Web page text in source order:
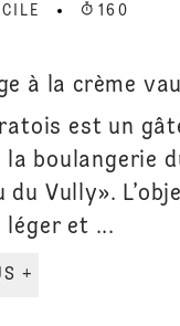
160
à la crème
est un
boulangerie
Vully».
léger et ...
EN SAVOIR PLUS +